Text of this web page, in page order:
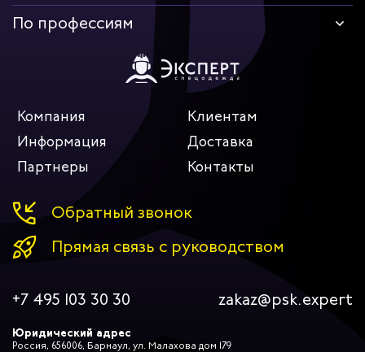
По профессиям
Компания
Клиентам
Информация
Доставка
Партнеры
Контакты
Обратный звонок
Прямая связь с руководством
+7 495 103 30 30 zakaz@psk.expert
Юридический адрес
Россия, 656006, Барнаул, ул. Малахова дом 179